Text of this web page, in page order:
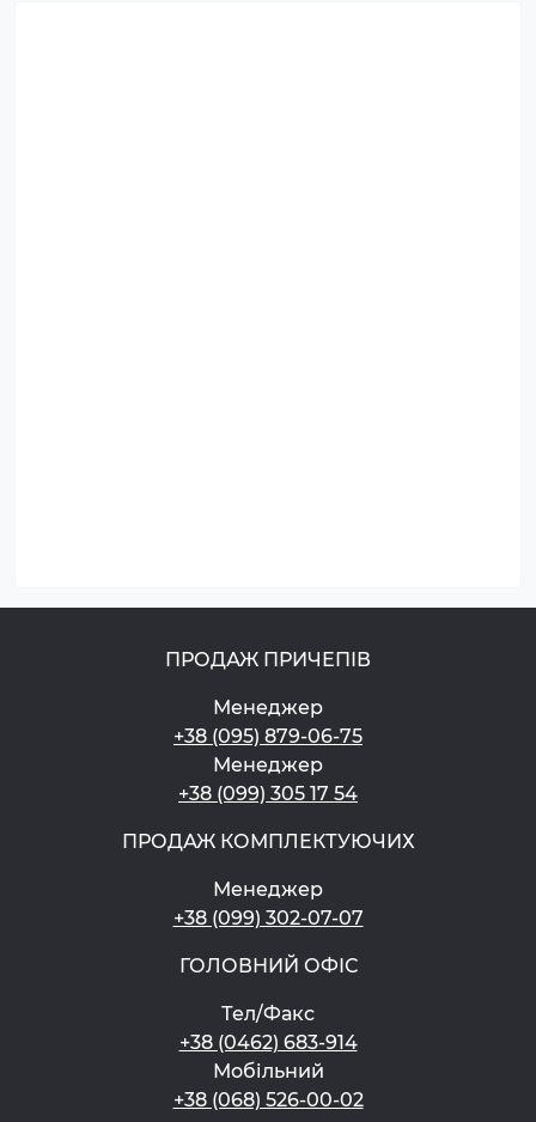
ПРОДАЖ ПРИЧЕПІВ
Менеджер
+38 (095) 879-06-75
Менеджер
+38 (099) 305 17 54
ПРОДАЖ КОМПЛЕКТУЮЧИХ
Менеджер
+38 (099) 302-07-07
ГОЛОВНИЙ ОФІС
Тел/Факс
+38 (0462) 683-914
Мобільний
+38 (068) 526-00-02